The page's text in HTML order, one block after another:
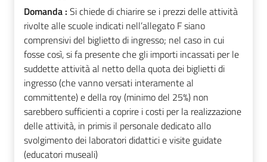
Domanda : Si chiede di chiarire se i prezzi delle attività
rivolte alle scuole indicati nell’allegato F siano
comprensivi del biglietto di ingresso; nel caso in cui
fosse così, si fa presente che gli importi incassati per le
suddette attività al netto della quota dei biglietti di
ingresso (che vanno versati interamente al
committente) e della roy (minimo del 25%) non
sarebbero sufficienti a coprire i costi per la realizzazione
delle attività, in primis il personale dedicato allo
svolgimento dei laboratori didattici e visite guidate
(educatori museali)